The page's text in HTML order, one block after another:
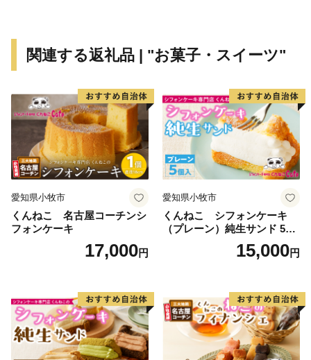
関連する返礼品 | "お菓子・スイーツ"
愛知県小牧市
くんねこ 名古屋コーチンシ
フォンケーキ
17,000円
愛知県小牧市
くんねこ シフォンケーキ
（プレーン）純生サンド 5個
15,000円